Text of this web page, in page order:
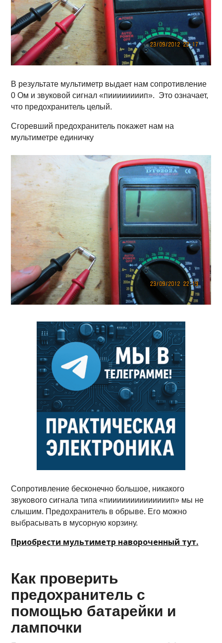
В результате мультиметр выдает нам сопротивление
0 Ом и звуковой сигнал «пиииииииип». Это означает,
что предохранитель целый.
Сгоревший предохранитель покажет нам на
мультиметре единичку
Сопротивление бесконечно большое, никакого
звукового сигнала типа «пиииииииииииииип» мы не
слышим. Предохранитель в обрыве. Его можно
выбрасывать в мусорную корзину.
Приобрести мультиметр навороченный тут.
Как проверить
предохранитель с
помощью батарейки и
лампочки